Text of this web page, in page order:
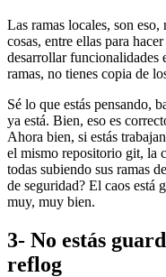
Las ramas locales, son eso,
cosas, entre ellas para
desarrollar funcionalidades
ramas, no tienes copia de
Sé lo que estás pensando,
ya está. Bien, eso es
Ahora bien, si estás
el mismo repositorio git, la
todas subiendo sus ramas
de seguridad? El caos está
muy, muy bien.
3- No estás
reflog